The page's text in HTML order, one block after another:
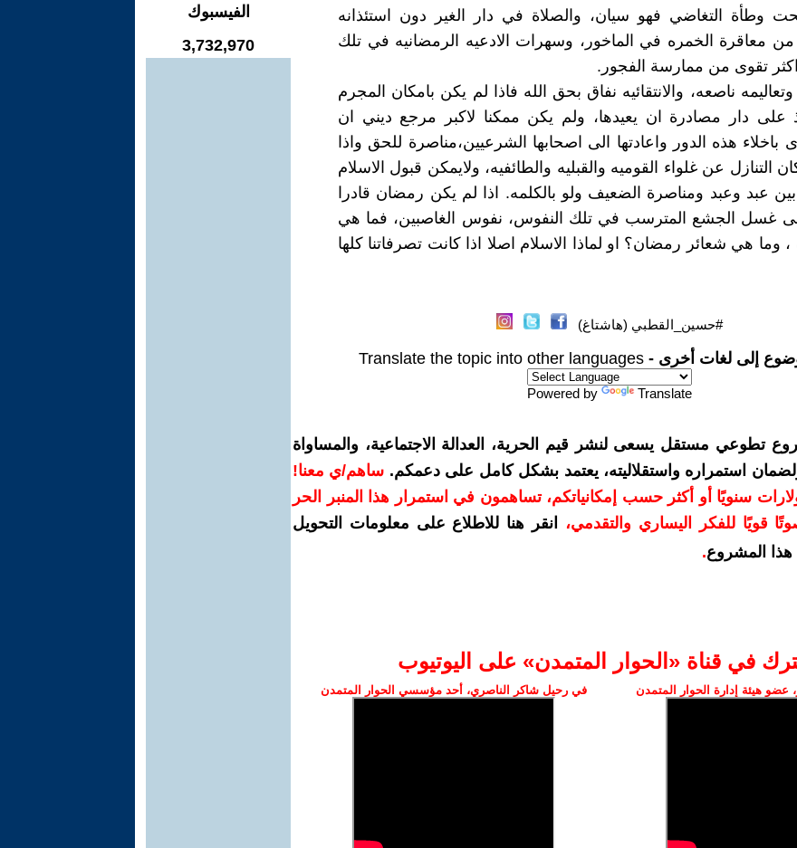
وطأة التغاضي فهو سيان، والصلاة في دار الغير دون استئذانه
معاقرة الخمره في الماخور، وسهرات الادعيه الرمضانيه في تلك
تقوى من ممارسة الفجور.
ناصعه، والانتقائيه نفاق بحق الله فاذا لم يكن بامكان المجرم
على دار مصادرة ان يعيدها، ولم يكن ممكنا لاكبر مرجع ديني ان
باخلاء هذه الدور واعادتها الى اصحابها الشرعيين،مناصرة للحق واذا
التنازل عن غلواء القوميه والقبليه والطائفيه، ولايمكن قبول الاسلام
بين عبد وعبد ومناصرة الضعيف ولو بالكلمه. اذا لم يكن رمضان قادرا
غسل الجشع المترسب في تلك النفوس، نفوس الغاصبين، فما هي
، وما هي شعائر رمضان؟ او لماذا الاسلام اصلا اذا كانت تصرفاتنا كلها
#حسين_القطبي (هاشتاغ)
إلى لغات أخرى - Translate the topic into other languages
Powered by Translate
تطوعي مستقل يسعى لنشر قيم الحرية، العدالة الاجتماعية، والمساواة
استمراره واستقلاليته، يعتمد بشكل كامل على دعمكم. ساهم/ي معنا!
بمبلغ 10 دولارات سنويًا أو أكثر حسب إمكانياتكم، تساهمون في استمرار هذا المنبر الحر
قويًا للفكر اليساري والتقدمي،
انقر هنا للاطلاع على معلومات التحويل
المشروع.
في قناة ‫«الحوار المتمدن» على اليوتيوب
هيئة إدارة الحوار المتمدن في رحيل شاكر الناصري، أحد مؤسسي الحوار المتمدن
الفيسبوك
3,732,970